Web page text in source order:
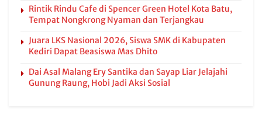
Rintik Rindu Cafe di Spencer Green Hotel Kota Batu,
Tempat Nongkrong Nyaman dan Terjangkau
Juara LKS Nasional 2026, Siswa SMK di Kabupaten
Kediri Dapat Beasiswa Mas Dhito
Dai Asal Malang Ery Santika dan Sayap Liar Jelajahi
Gunung Raung, Hobi Jadi Aksi Sosial